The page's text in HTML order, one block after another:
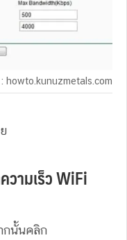
howto.kunuzmetals.com
ามเร็ว WiFi
กนั้นคลิก